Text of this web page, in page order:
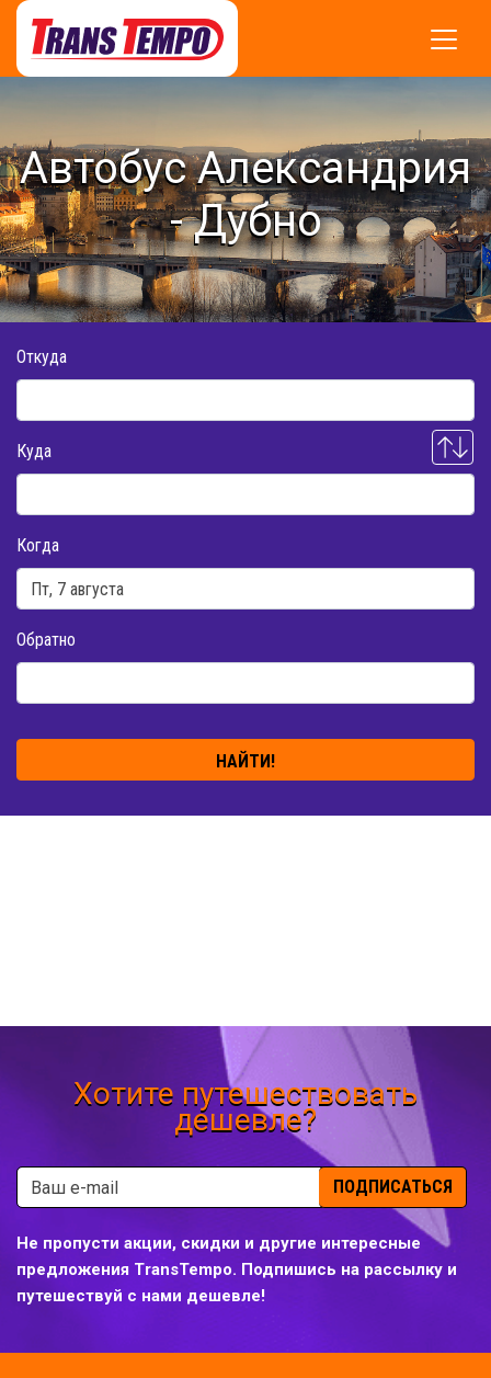
Автобус Александрия
- Дубно
Откуда
Куда
Когда
Обратно
НАЙТИ!
Хотите путешествовать
дешевле?
ПОДПИСАТЬСЯ
Не пропусти акции, скидки и другие интересные
предложения TransTempo. Подпишись на рассылку и
путешествуй с нами дешевле!